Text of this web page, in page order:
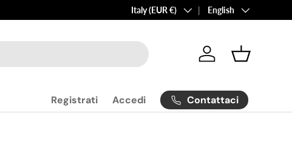
Country/Region
Italy (EUR €) Language
English
Log in Basket
Registrati Accedi Contattaci